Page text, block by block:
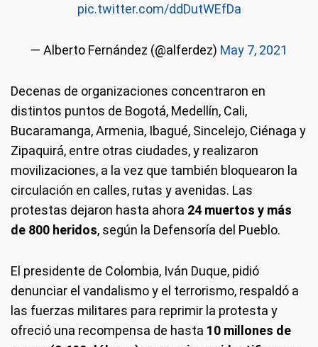
pic.twitter.com/ddDutWEfDa
— Alberto Fernández (@alferdez) May 7, 2021
Decenas de organizaciones concentraron en
distintos puntos de Bogotá, Medellín, Cali,
Bucaramanga, Armenia, Ibagué, Sincelejo, Ciénaga y
Zipaquirá, entre otras ciudades, y realizaron
movilizaciones, a la vez que también bloquearon la
circulación en calles, rutas y avenidas. Las
protestas dejaron hasta ahora 24 muertos y más
de 800 heridos, según la Defensoría del Pueblo.
El presidente de Colombia, Iván Duque, pidió
denunciar el vandalismo y el terrorismo, respaldó a
las fuerzas militares para reprimir la protesta y
ofreció una recompensa de hasta 10 millones de